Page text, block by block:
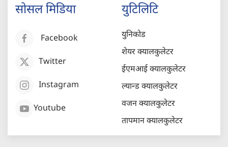
सोसल मिडिया
Facebook
Twitter
Instagram
Youtube
युटिलिटि
युनिकोड
शेयर क्यालकुलेटर
ईएमआई क्यालकुलेटर
ल्यान्ड क्यालकुलेटर
वजन क्यालकुलेटर
तापमान क्यालकुलेटर